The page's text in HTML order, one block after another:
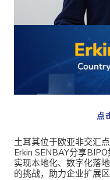
点
土耳其位于欧亚非交汇
Erkin SENBAY分享
实现本地化、数字化落
的挑战，助力企业扩展区